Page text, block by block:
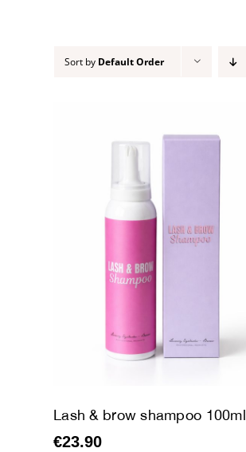
Sort by Default Order
Lash & brow shampoo 100ml
€23.90